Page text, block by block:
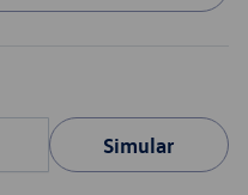
Simular